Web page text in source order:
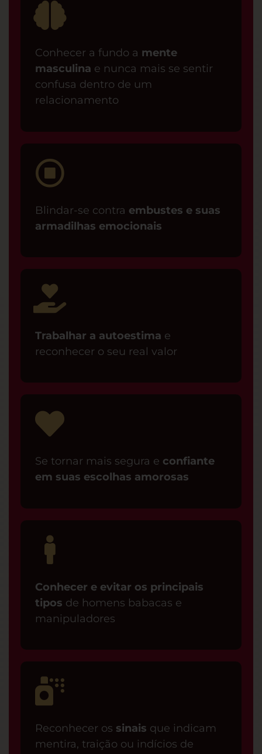
Conhecer a fundo a mente
masculina e nunca mais se sentir
confusa dentro de um
relacionamento
Blindar-se contra embustes e suas
armadilhas emocionais
Trabalhar a autoestima e
reconhecer o seu real valor
Se tornar mais segura e confiante
em suas escolhas amorosas
Conhecer e evitar os principais
tipos de homens babacas e
manipuladores
Reconhecer os sinais que indicam
mentira, traição ou indícios de